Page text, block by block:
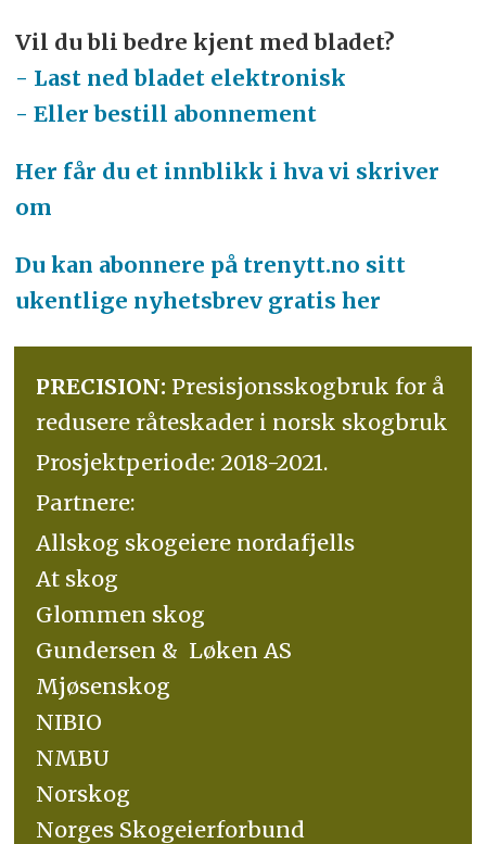
Vil du bli bedre kjent med bladet?
- Last ned bladet elektronisk
- Eller bestill abonnement
Her får du et innblikk i hva vi skriver
om
Du kan abonnere på trenytt.no sitt
ukentlige nyhetsbrev gratis her
PRECISION: Presisjonsskogbruk for å
redusere råteskader i norsk skogbruk
Prosjektperiode: 2018-2021.
Partnere:
Allskog skogeiere nordafjells
At skog
Glommen skog
Gundersen & Løken AS
Mjøsenskog
NIBIO
NMBU
Norskog
Norges Skogeierforbund